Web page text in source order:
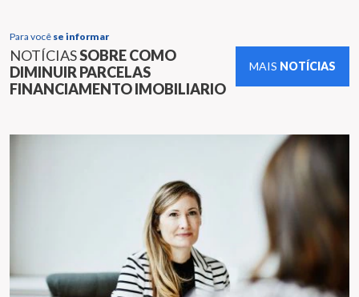
Para você se informar
NOTÍCIASSOBRE COMO
DIMINUIR PARCELAS
FINANCIAMENTO IMOBILIARIO
MAIS NOTÍCIAS